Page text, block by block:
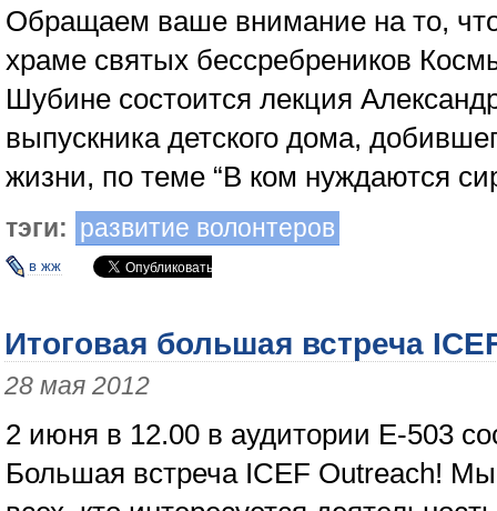
Обращаем ваше внимание на то,
храме святых бессребреников
Шубине состоится лекция
выпускника детского дома,
жизни, по теме “В ком нуждаются
тэги: развитие волонтеров
в жж
Итоговая большая встреча
28 мая 2012
2 июня в 12.00 в аудитории Е-503
Большая встреча ICEF Outreach!